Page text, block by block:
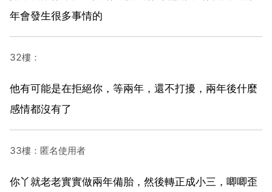
年會發生很多事情的
32樓：
他有可能是在拒絕你，等兩年，還不打擾，兩年後什麼
感情都沒有了
33樓：匿名使用者
你丫就老老實實做兩年備胎，然後轉正成小三，唧唧歪